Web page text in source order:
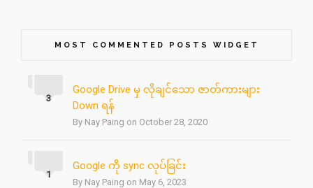
MOST COMMENTED POSTS WIDGET
Google Drive မှ လိုချင်သော ဇာတ်ကားများ
Down ရန်
By Nay Paing on October 28, 2020
3
Google ကို sync လုပ်ခြင်း
By Nay Paing on May 6, 2023
1